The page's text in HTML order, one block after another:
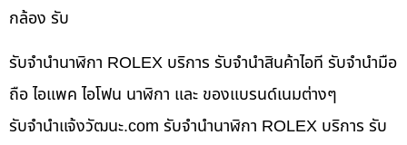
กล้อง รับ
รับจำนำนาฬิกา ROLEX บริการ รับจำนำสินค้าไอที รับจำนำมือ
ถือ ไอแพค ไอโฟน นาฬิกา และ ของแบรนด์เนมต่างๆ
รับจํานําแจ้งวัฒนะ.com รับจำนำนาฬิกา ROLEX บริการ รับ